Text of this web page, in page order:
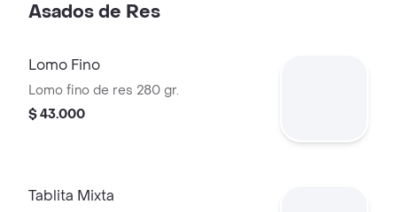
Asados de Res
Lomo Fino
Lomo fino de res 280 gr.
$ 43.000
Tablita Mixta